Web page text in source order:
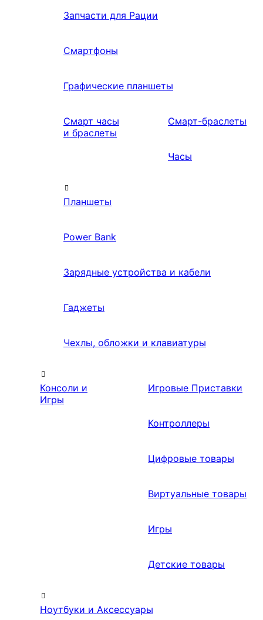
Запчасти для Рации
Смартфоны
Графические планшеты
Смарт часы
и браслеты
Смарт-браслеты
Часы
Планшеты
Power Bank
Зарядные устройства и кабели
Гаджеты
Чехлы, обложки и клавиатуры
Консоли и
Игры
Игровые Приставки
Контроллеры
Цифровые товары
Виртуальные товары
Игры
Детские товары
Ноутбуки и Аксессуары